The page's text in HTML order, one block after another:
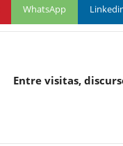
WhatsApp
Entre visitas,